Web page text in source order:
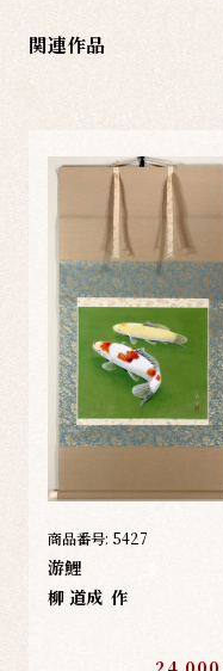
関連作品
商品番号: 5427
游鯉
柳 道成 作